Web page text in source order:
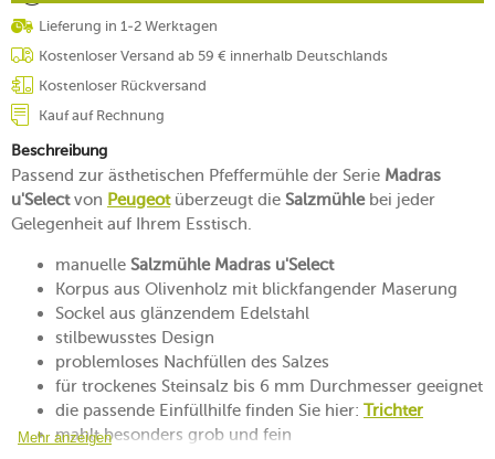
Lieferung in 1-2 Werktagen
Kostenloser Versand ab 59 € innerhalb Deutschlands
Kostenloser Rückversand
Kauf auf Rechnung
Beschreibung
Passend zur ästhetischen Pfeffermühle der Serie Madras
u'Selectvon Peugeotüberzeugt die Salzmühlebei jeder
Gelegenheit auf Ihrem Esstisch.
manuelle Salzmühle Madras u'Select
Korpus aus Olivenholz mit blickfangender Maserung
Sockel aus glänzendem Edelstahl
stilbewusstes Design
problemloses Nachfüllen des Salzes
für trockenes Steinsalz bis 6 mm Durchmesser geeignet
die passende Einfüllhilfe finden Sie hier: Trichter
mahlt besonders grob und fein
Mehr anzeigen